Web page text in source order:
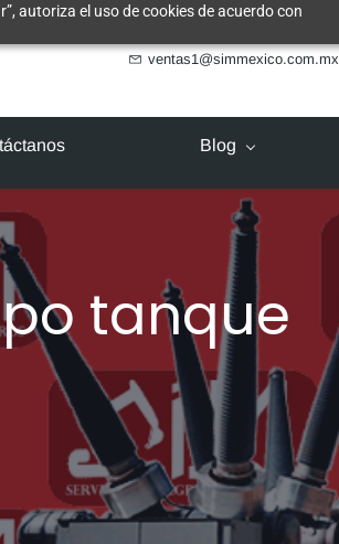
autoriza el uso de cookies de acuerdo con
ventas1@simmexico.com.mx
Blog
tanque